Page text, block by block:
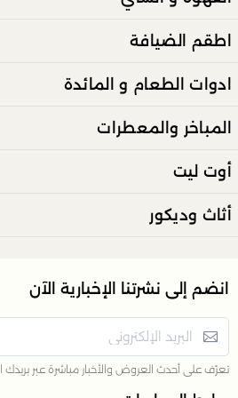
الأطباق الرئيسية.
اطقم الضيافة
ادوات الطعام و المائدة
المباخر والمعطرات
أوت ليت
أثاث وديكور
انضم إلى نشرتنا الإخبارية الآن
تعرّف على أحدث العروض والأخبار مباشرة عبر بريدك